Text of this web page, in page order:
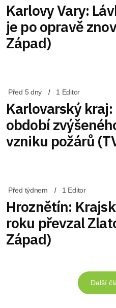
Karlovy Vary:
je po opravě
Západ)
Před 5 dny 1 Editor
Karlovarský
období
vzniku požárů
Před týdnem 1 Editor
Hroznětín:
roku převzal
Západ)
Další